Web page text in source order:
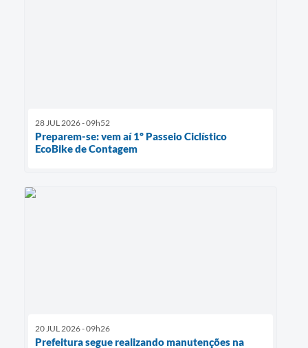
28 JUL 2026 - 09h52
Preparem-se: vem aí 1º Passeio Ciclístico
EcoBike de Contagem
20 JUL 2026 - 09h26
Prefeitura segue realizando manutenções na